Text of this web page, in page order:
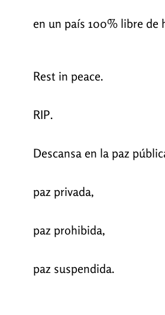
en un país 100% libre de
Rest in peace.
RIP.
Descansa en la paz
paz privada,
paz prohibida,
paz suspendida.